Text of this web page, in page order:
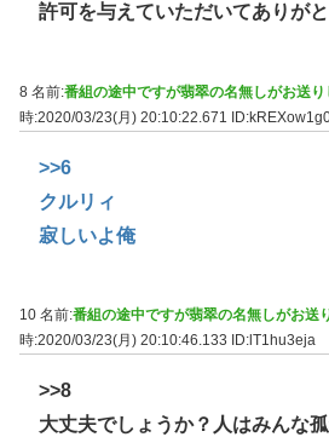
許可を与えていただいてありがと
8 名前:番組の途中ですが翡翠の名無しがお送り
時:2020/03/23(月) 20:10:22.671
>>6
クルリィ
寂しいよ俺
10 名前:番組の途中ですが翡翠の名無しがお送
時:2020/03/23(月) 20:10:46.133
ID:lT1hu3eja
>>8
大丈夫でしょうか？人はみんな孤